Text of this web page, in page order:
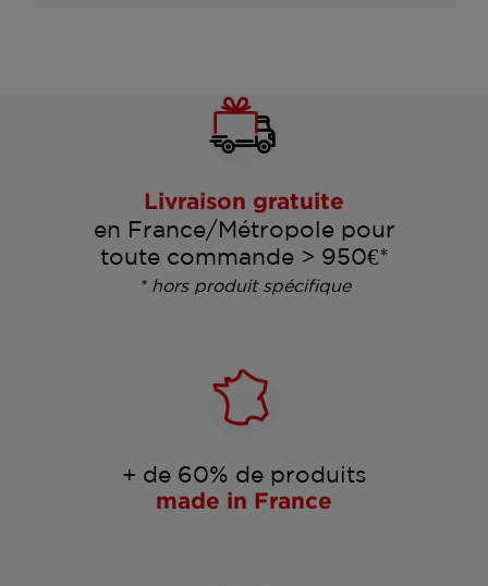
Livraison gratuite
en France/Métropole pour
toute commande > 950€*
* hors produit spécifique
+ de 60% de produits
made in France